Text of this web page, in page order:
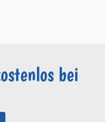
bei